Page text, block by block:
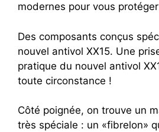
modernes pour vous
Des composants conçus
nouvel antivol XX15. Une
pratique du nouvel antivol
toute circonstance !
Côté poignée, on trouve un
très spéciale : un «fibrelon»